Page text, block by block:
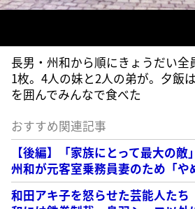
長男・州和から順にきょうだい全
1枚。4人の妹と2人の弟が。夕飯
を囲んでみんなで食べた
おすすめ関連記事
【後編】「家族にとって最大の
州和が元客室乗務員妻のため「や
和田アキ子を怒らせた芸能人た